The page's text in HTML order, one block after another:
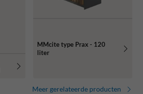
MMcite type Prax - 120
liter
Meer gerelateerde producten